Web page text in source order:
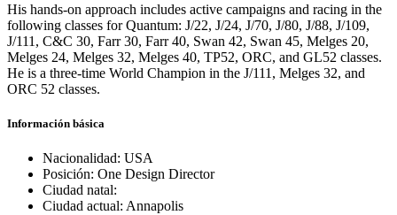
His hands-on approach includes active campaigns and racing in the
following classes for Quantum: J/22, J/24, J/70, J/80, J/88, J/109,
J/111, C&C 30, Farr 30, Farr 40, Swan 42, Swan 45, Melges 20,
Melges 24, Melges 32, Melges 40, TP52, ORC, and GL52 classes.
He is a three-time World Champion in the J/111, Melges 32, and
ORC 52 classes.
Información básica
Nacionalidad: USA
Posición: One Design Director
Ciudad natal:
Ciudad actual: Annapolis